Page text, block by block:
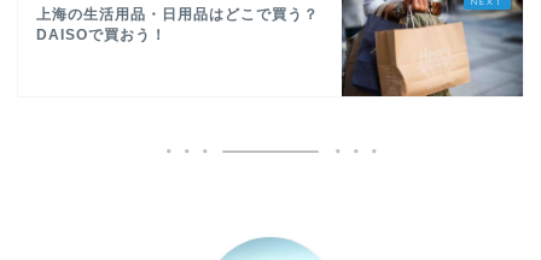
上海の生活用品・日用品はどこで買う？
DAISOで買おう！